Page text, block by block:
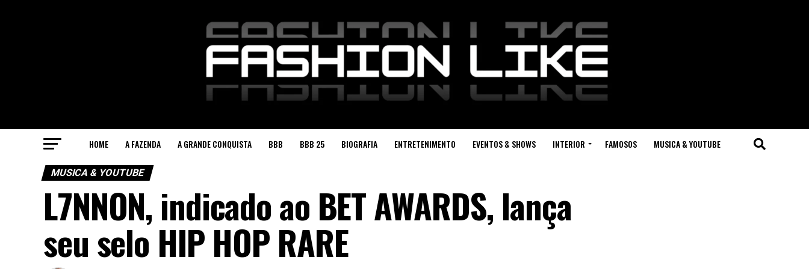
HOME A FAZENDA A GRANDE CONQUISTA BBB BBB 25 BIOGRAFIA ENTRETENIMENTO EVENTOS & SHOWS INTERIOR FAMOSOS MUSICA & YOUTUBE
MUSICA & YOUTUBE
L7NNON, indicado ao BET AWARDS, lança
seu selo HIP HOP RARE